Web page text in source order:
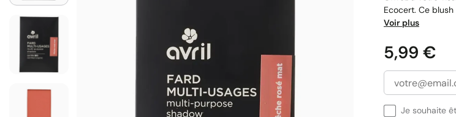
Ecocert. Ce
Voir plus
Prix
5,99 €
Je souhaite